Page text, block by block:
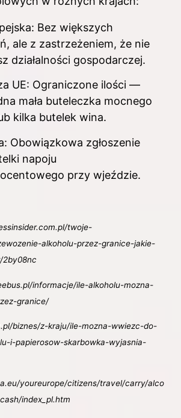
Bez większych
ale z zastrzeżeniem, że nie
działalności gospodarczej.
UE: Ograniczone ilości —
mała buteleczka mocnego
kilka butelek wina.
Obowiązkowa zgłoszenie
napoju
przy wjeździe.
twoje-
alkoholu-przez-granice-jakie-
2by08nc
informacje/ile-alkoholu-mozna-
granice/
biznes/z-kraju/ile-mozna-wwiezc-do-
i-papierosow-skarbowka-wyjasnia-
youreurope/citizens/travel/carry/alco
index_pl.htm